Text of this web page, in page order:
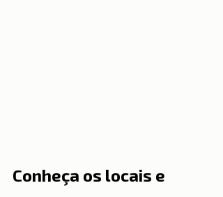
Conheça os locais e